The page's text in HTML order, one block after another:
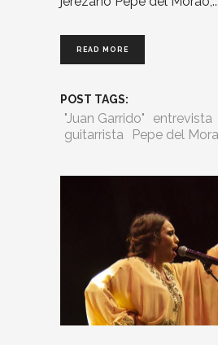
READ MORE
POST TAGS:
"Juan Garrido" entrevista
guitarrista
Pepe del